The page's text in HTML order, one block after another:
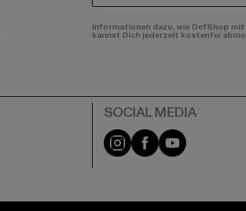
Informationen dazu, wie DefShop
kannst Dich jederzeit kostenfei
Instagram
FacebookYouTube